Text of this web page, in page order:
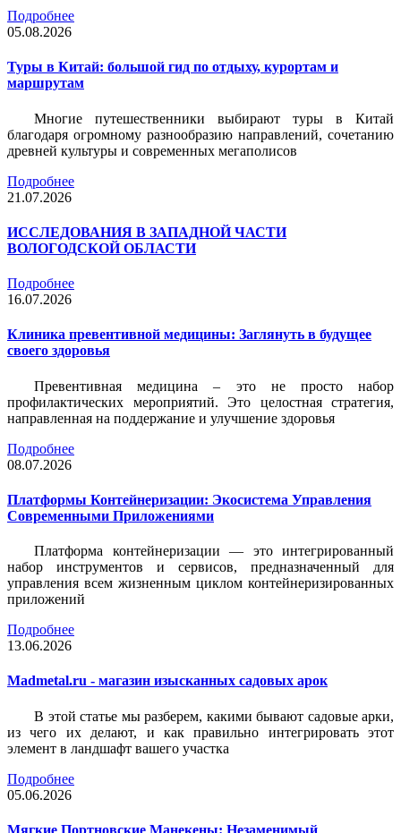
Подробнее
05.08.2026
Туры в Китай: большой гид по отдыху, курортам и
маршрутам
Многие путешественники выбирают туры в Китай
благодаря огромному разнообразию направлений, сочетанию
древней культуры и современных мегаполисов
Подробнее
21.07.2026
ИССЛЕДОВАНИЯ В ЗАПАДНОЙ ЧАСТИ
ВОЛОГОДСКОЙ ОБЛАСТИ
Подробнее
16.07.2026
Клиника превентивной медицины: Заглянуть в будущее
своего здоровья
Превентивная медицина – это не просто набор
профилактических мероприятий. Это целостная стратегия,
направленная на поддержание и улучшение здоровья
Подробнее
08.07.2026
Платформы Контейнеризации: Экосистема Управления
Современными Приложениями
Платформа контейнеризации — это интегрированный
набор инструментов и сервисов, предназначенный для
управления всем жизненным циклом контейнеризированных
приложений
Подробнее
13.06.2026
Madmetal.ru - магазин изысканных садовых арок
В этой статье мы разберем, какими бывают садовые арки,
из чего их делают, и как правильно интегрировать этот
элемент в ландшафт вашего участка
Подробнее
05.06.2026
Мягкие Портновские Манекены: Незаменимый